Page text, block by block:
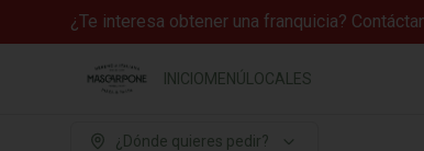
¿Te interesa obtener una franquicia?
INICIOMENÚ LOCALES
¿Dónde quieres pedir?